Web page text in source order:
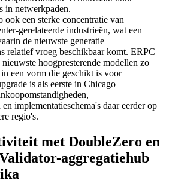
in netwerkpaden.
ook een sterke concentratie van
gerelateerde industrieën, wat een
de nieuwste generatie
relatief vroeg beschikbaar komt. ERPC
hoogpresterende modellen zo
een vorm die geschikt is voor
is als eerste in Chicago
implementatieschema's daar eerder op
regio's.
met DoubleZero en
aggregatiehub